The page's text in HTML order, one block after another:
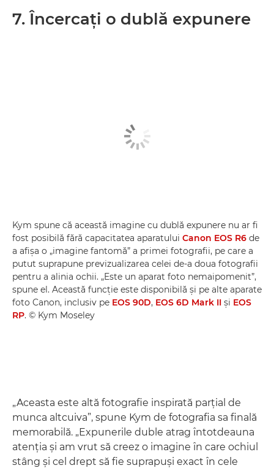
7. Încercaţi o dublă expunere
Kym spune că această imagine cu dublă expunere nu ar fi
fost posibilă fără capacitatea aparatului Canon EOS R6 de
a afişa o „imagine fantomă” a primei fotografii, pe care a
putut suprapune previzualizarea celei de-a doua fotografii
pentru a alinia ochii. „Este un aparat foto nemaipomenit”,
spune el. Această funcţie este disponibilă şi pe alte aparate
foto Canon, inclusiv pe EOS 90D, EOS 6D Mark II şi EOS
RP. © Kym Moseley
„Aceasta este altă fotografie inspirată parţial de
munca altcuiva”, spune Kym de fotografia sa finală
memorabilă. „Expunerile duble atrag întotdeauna
atenţia şi am vrut să creez o imagine în care ochiul
stâng şi cel drept să fie suprapuşi exact în cele